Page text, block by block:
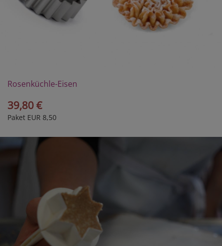
Rosenküchle-Eisen
39,80 €
Paket EUR 8,50